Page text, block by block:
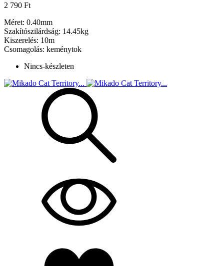
2 790 Ft
Méret: 0.40mm
Szakítószilárdság: 14.45kg
Kiszerelés: 10m
Csomagolás: keménytok
Nincs-készleten